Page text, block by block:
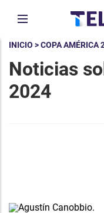
INICIO > COPA AMÉRICA
Noticias
2024